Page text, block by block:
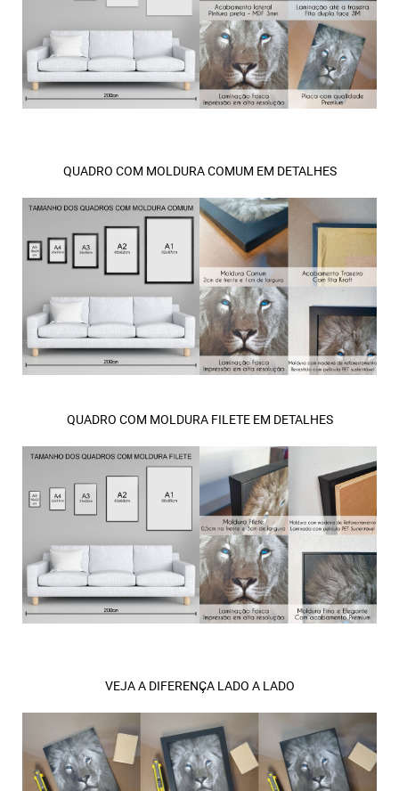
QUADRO COM MOLDURA COMUM EM DETALHES
QUADRO COM MOLDURA FILETE EM DETALHES
VEJA A DIFERENÇA LADO A LADO